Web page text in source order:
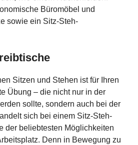
Büromöbel und
sowie ein Sitz-Steh-
Sitzen und Stehen ist für Ihren
Übung – die nicht nur in der
sollte, sondern auch bei der
sich bei einem Sitz-Steh-
der beliebtesten Möglichkeiten
Denn in Bewegung zu